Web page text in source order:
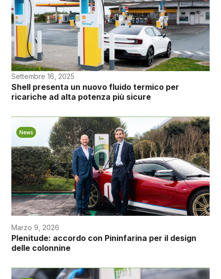
Settembre 16, 2025
Shell presenta un nuovo fluido termico per
ricariche ad alta potenza più sicure
News
Marzo 9, 2026
Plenitude: accordo con Pininfarina per il design
delle colonnine